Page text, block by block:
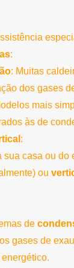
:
: Muitas
dos gases
mais
às de
:
casa ou
ou
de
gases de